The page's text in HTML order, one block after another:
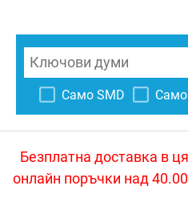
Само SMD
Безплатна доставка в
онлайн поръчки над